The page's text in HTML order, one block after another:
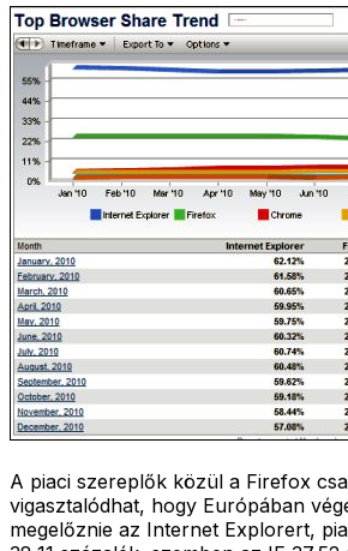
A piaci szereplők közül a Firefox
vigasztalódhat, hogy Európában
megelőznie az Internet Explorert,